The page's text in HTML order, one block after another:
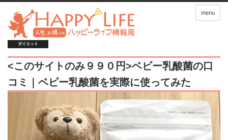
menu
ダイエット
<このサイトのみ９９０円>ベビー乳酸菌の口
コミ｜ベビー乳酸菌を実際に使ってみた